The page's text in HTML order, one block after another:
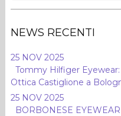
NEWS RECENTI
25 NOV 2025
Tommy Hilfiger
Ottica Castiglione a
25 NOV 2025
BORBONESE